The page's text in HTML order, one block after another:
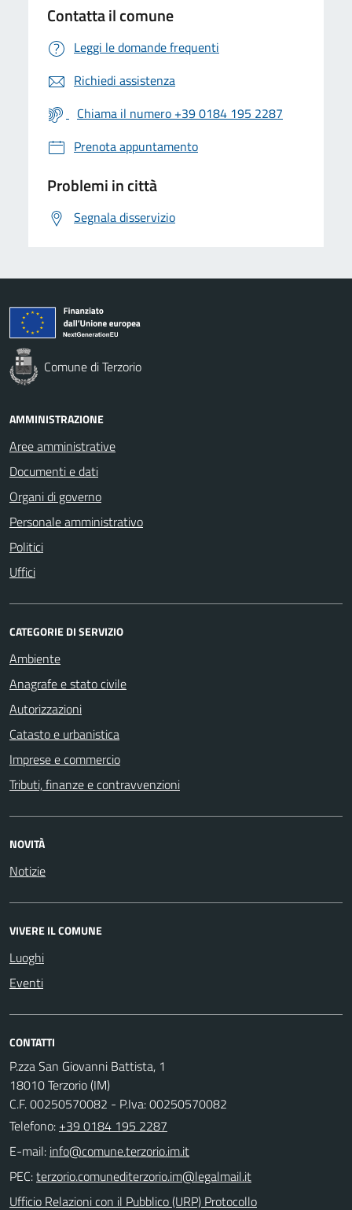
Contatta il comune
Leggi le domande frequenti
Richiedi assistenza
Chiama il numero +39 0184 195 2287
Prenota appuntamento
Problemi in città
Segnala disservizio
Comune di Terzorio
AMMINISTRAZIONE
Aree amministrative
Documenti e dati
Organi di governo
Personale amministrativo
Politici
Uffici
CATEGORIE DI SERVIZIO
Ambiente
Anagrafe e stato civile
Autorizzazioni
Catasto e urbanistica
Imprese e commercio
Tributi, finanze e contravvenzioni
NOVITÀ
Notizie
VIVERE IL COMUNE
Luoghi
Eventi
CONTATTI
P.zza San Giovanni Battista, 1
18010 Terzorio (IM)
C.F. 00250570082 - P.Iva: 00250570082
Telefono: +39 0184 195 2287
E-mail:
PEC:
Ufficio Relazioni con il Pubblico (URP) Protocollo